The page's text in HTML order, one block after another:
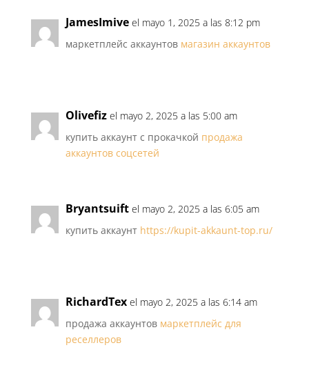
JamesImive el mayo 1, 2025 a las 8:12 pm
маркетплейс аккаунтов магазин аккаунтов
Olivefiz el mayo 2, 2025 a las 5:00 am
купить аккаунт с прокачкой продажа
аккаунтов соцсетей
Bryantsuift el mayo 2, 2025 a las 6:05 am
купить аккаунт https://kupit-akkaunt-top.ru/
RichardTex el mayo 2, 2025 a las 6:14 am
продажа аккаунтов маркетплейс для
реселлеров